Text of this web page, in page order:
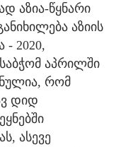
აზია-წყნარი
აზიის
- 2020,
აპრილში
რომ
დიდ
ასევე